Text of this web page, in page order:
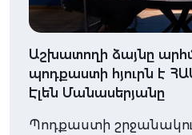
Աշխատողի ձայնը
պոդքաստի հյուրն է
Էլեն Մանասերյանը
Պոդքաստի